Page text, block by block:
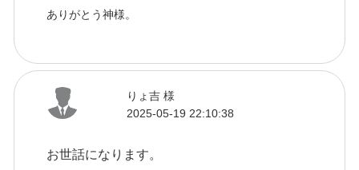
ありがとう神様。
りょ吉 様
2025-05-19 22:10:38
お世話になります。